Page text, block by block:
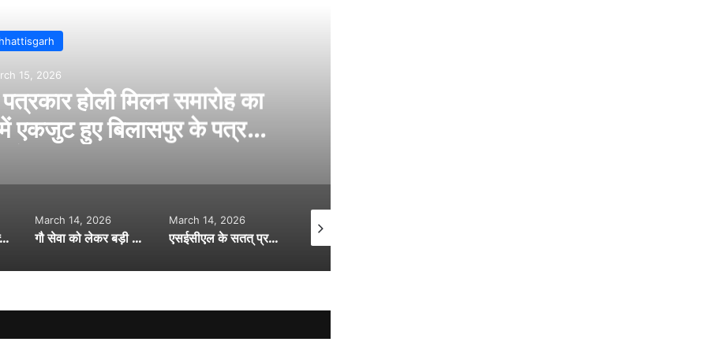
सकरी थाना क्षेत्र में हत्या…सिर मे वारकर युवक की हत्या….पुलिस
14, 2026
गौ सेवा को लेकर बड़ी शुरुआत…. मुख्यमंत्री विष्णुदेव साय ने किया 19 गौधाम योजना का शुभारंभ…
March 14, 2026
एसईसीएल के सतत् प्रयास से विधवाओं और आश्रितों को राहत…846 विधवा-परिजनों को मिला हक़…
March 15, 2026